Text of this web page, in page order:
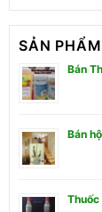
SẢN
Bán
Bán
Thuốc